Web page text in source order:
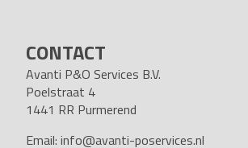
CONTACT
Avanti P&O Services B.V.
Poelstraat 4
1441 RR Purmerend
Email: info@avanti-poservices.nl